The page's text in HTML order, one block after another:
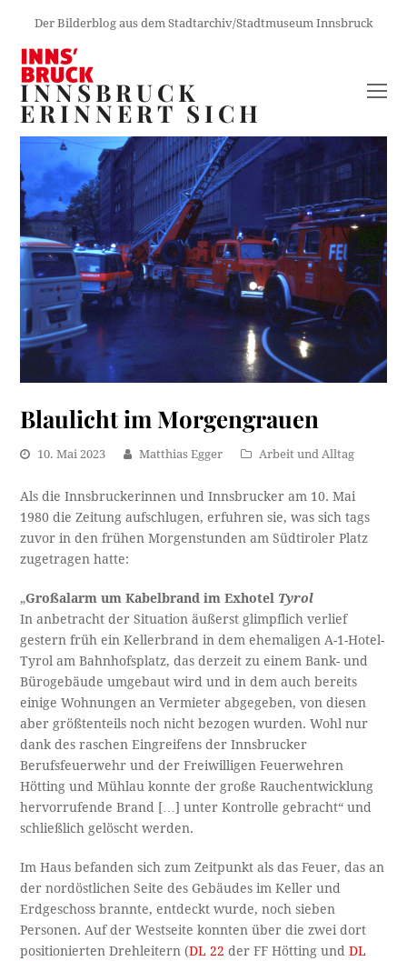
Der Bilderblog aus dem Stadtarchiv/Stadtmuseum Innsbruck
INNSBRUCK
ERINNERT SICH
Blaulicht im Morgengrauen
10. Mai 2023 Matthias Egger Arbeit und Alltag
Als die Innsbruckerinnen und Innsbrucker am 10. Mai
1980 die Zeitung aufschlugen, erfuhren sie, was sich tags
zuvor in den frühen Morgenstunden am Südtiroler Platz
zugetragen hatte:
„Großalarm um Kabelbrand im Exhotel Tyrol
In anbetracht der Situation äußerst glimpflich verlief
gestern früh ein Kellerbrand in dem ehemaligen A-1-Hotel-
Tyrol am Bahnhofsplatz, das derzeit zu einem Bank- und
Bürogebäude umgebaut wird und in dem auch bereits
einige Wohnungen an Vermieter abgegeben, von diesen
aber größtenteils noch nicht bezogen wurden. Wohl nur
dank des raschen Eingreifens der Innsbrucker
Berufsfeuerwehr und der Freiwilligen Feuerwehren
Hötting und Mühlau konnte der große Rauchentwicklung
hervorrufende Brand […] unter Kontrolle gebracht“ und
schließlich gelöscht werden.
Im Haus befanden sich zum Zeitpunkt als das Feuer, das an
der nordöstlichen Seite des Gebäudes im Keller und
Erdgeschoss brannte, entdeckt wurde, noch sieben
Personen. Auf der Westseite konnten über die zwei dort
positionierten Drehleitern (DL 22 der FF Hötting undDL